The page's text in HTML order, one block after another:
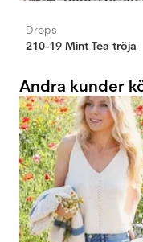
Drops
210-19 Mint Tea tröja
Andra kunder